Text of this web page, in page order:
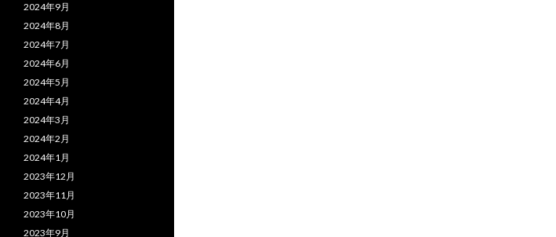
2024年9月
2024年8月
2024年7月
2024年6月
2024年5月
2024年4月
2024年3月
2024年2月
2024年1月
2023年12月
2023年11月
2023年10月
2023年9月